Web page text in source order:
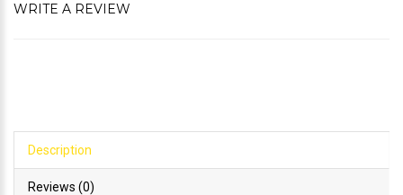
WRITE A REVIEW
Description
Reviews (0)